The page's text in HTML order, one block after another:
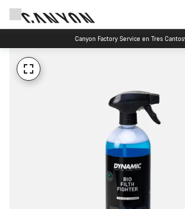
Canyon Factory Service en Tres Cantos